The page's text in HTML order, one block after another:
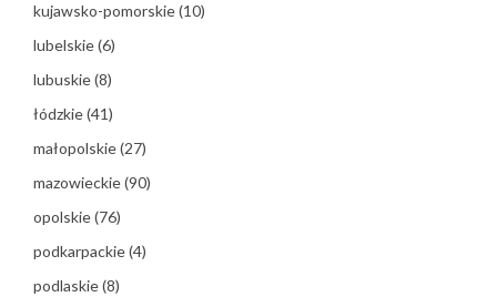
kujawsko-pomorskie(10)
lubelskie(6)
lubuskie(8)
łódzkie(41)
małopolskie(27)
mazowieckie(90)
opolskie(76)
podkarpackie(4)
podlaskie(8)